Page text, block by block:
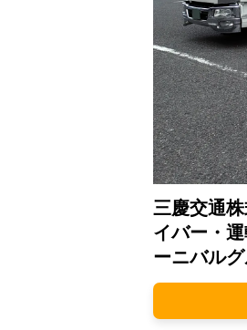
三慶交通
イバー・
ーニバルグ